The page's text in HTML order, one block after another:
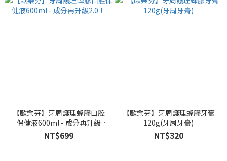
【歐樂芬】牙周護理蜂膠口腔
保健液600ml - 成分再升級
2.0！
NT$699
【歐樂芬】牙周護理蜂膠牙膏
120g(牙周牙膏)
NT$320